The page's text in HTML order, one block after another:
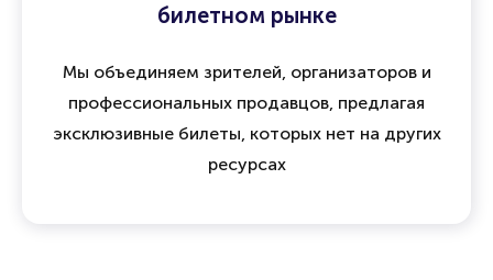
билетном рынке
Мы объединяем зрителей, организаторов и
профессиональных продавцов, предлагая
эксклюзивные билеты, которых нет на других
ресурсах